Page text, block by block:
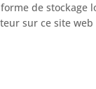
de stockage
sur ce site